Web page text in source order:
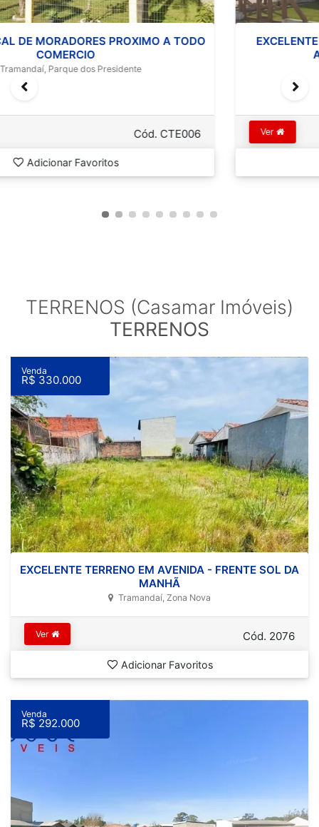
EXCELENTE OPÇÃO RESIDENCIAL/ COMERCIAL -
AVENIDA PROTÁSIO ALVES
Tramandaí, Zona Nova
Cód. CTM044
TERRENOS (Casamar Imóveis)
TERRENOS
Venda
R$ 330.000
EXCELENTE TERRENO EM AVENIDA - FRENTE SOL DA
MANHÃ
Tramandaí, Zona Nova
Ver Cód. 2076
Adicionar Favoritos
Venda
R$ 292.000